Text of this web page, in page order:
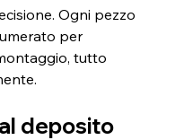
Ogni pezzo
per
tutto
deposito